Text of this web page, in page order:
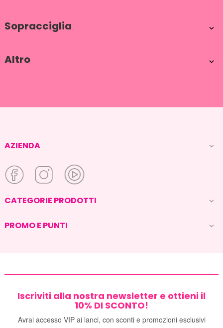
Sopracciglia 
Altro 
AZIENDA 
CATEGORIE PRODOTTI 
PROMO E PUNTI 
Iscriviti alla nostra newsletter e ottieni il
10% DI SCONTO!
Avrai accesso VIP ai lanci, con sconti e promozioni esclusivi